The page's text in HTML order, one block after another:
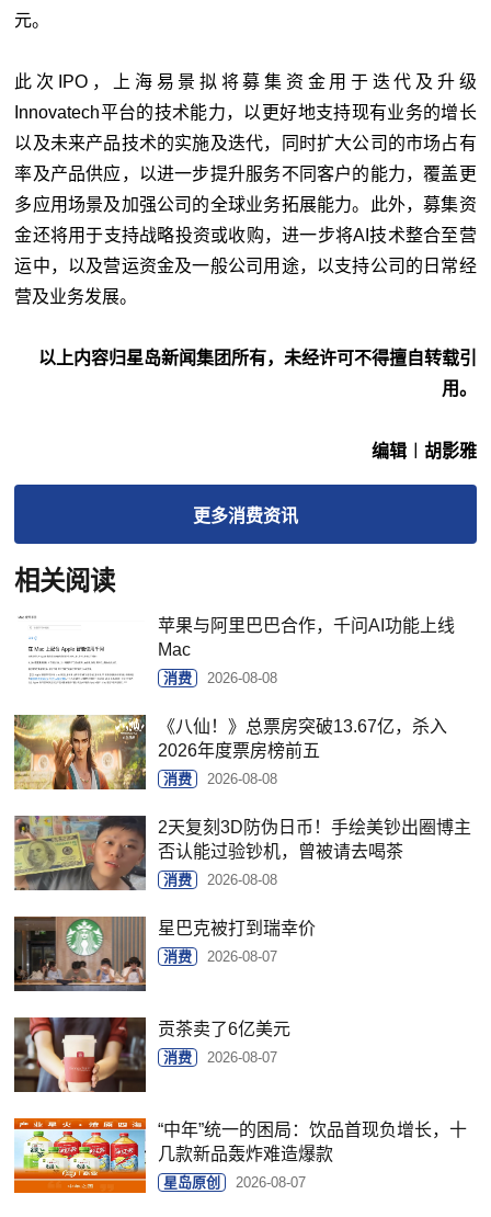
元。
此次IPO，上海易景拟将募集资金用于迭代及升级
Innovatech平台的技术能力，以更好地支持现有业务的增长
以及未来产品技术的实施及迭代，同时扩大公司的市场占有
率及产品供应，以进一步提升服务不同客户的能力，覆盖更
多应用场景及加强公司的全球业务拓展能力。此外，募集资
金还将用于支持战略投资或收购，进一步将AI技术整合至营
运中，以及营运资金及一般公司用途，以支持公司的日常经
营及业务发展。
以上内容归星岛新闻集团所有，未经许可不得擅自转载引
用。
编辑︱胡影雅
更多消费资讯
相关阅读
苹果与阿里巴巴合作，千问AI功能上线
Mac
消费 2026-08-08
《八仙！》总票房突破13.67亿，杀入
2026年度票房榜前五
消费 2026-08-08
2天复刻3D防伪日币！手绘美钞出圈博主
否认能过验钞机，曾被请去喝茶
消费 2026-08-08
星巴克被打到瑞幸价
消费 2026-08-07
贡茶卖了6亿美元
消费 2026-08-07
“中年”统一的困局：饮品首现负增长，十
几款新品轰炸难造爆款
星岛原创 2026-08-07